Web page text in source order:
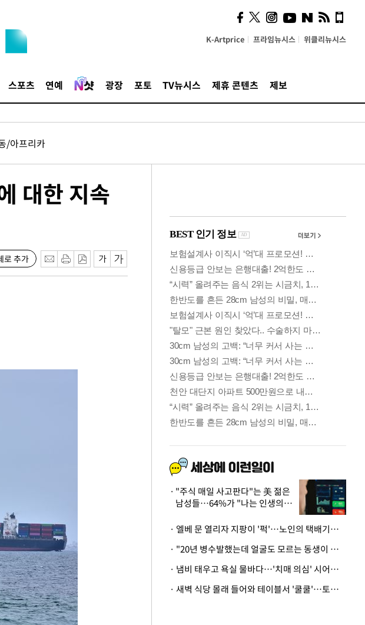
K-Artprice 프라임뉴시스 위클리뉴시스
스포츠 연예 광장 포토 TV뉴시스 제휴 콘텐츠 제보
/아프리카
대한 지속
로 추가
사이 해답 찾았죠"…알을
깨고 나온 '초자아'
"주식 매일 사고판다"는 美 젊은
남성들…64%가 "나는 인생의
· 엘베 문 열리자 지팡이 '퍽'…노인의 택배기사 폭행 이유
· "20년 병수발했는데 얼굴도 모르는 동생이 유산 절반을"…배다른 형제 상속권 있을까
· 냄비 태우고 욕실 물바다…'치매 의심' 시어머니 검사 권유했다가 '날벼락'
· 새벽 식당 몰래 들어와 테이블서 '쿨쿨'…토사물 남기고 사라진 남성